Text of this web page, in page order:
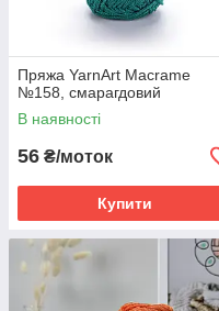
Пряжа YarnArt Macrame
№158, смарагдовий
В наявності
56 ₴/моток
Купити